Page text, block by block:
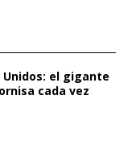
Unidos: el gigante
cada vez